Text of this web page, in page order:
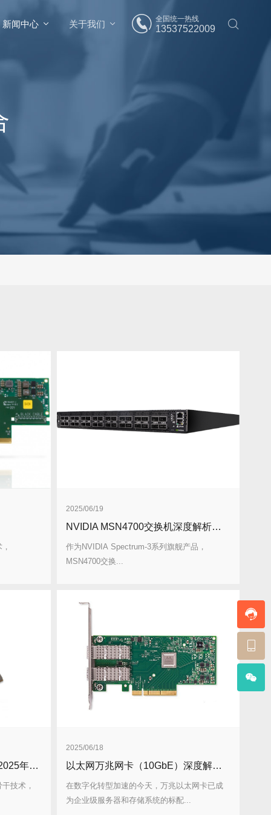
新闻中心 关于我们
全国统一热线
13537522009
2025/06/19
NVIDIA MSN4700交换机深度解析与应用指南
作为NVIDIA Spectrum-3系列旗舰产品，
MSN4700交换...
InfiniBand线缆技术全解析：2025年高性能网络互联方案
技术，
2025/06/18
以太网万兆网卡（10GbE）深度解析与选型指南
在数字化转型加速的今天，万兆以太网卡已成
为企业级服务器和存储系统的标配...